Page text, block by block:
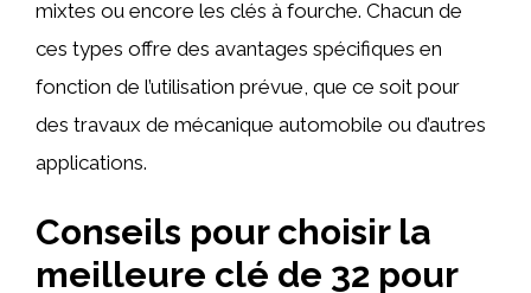
mixtes ou encore les clés à fourche. Chacun de
ces types offre des avantages spécifiques en
fonction de l’utilisation prévue, que ce soit pour
des travaux de mécanique automobile ou d’autres
applications.
Conseils pour choisir la
meilleure clé de 32 pour